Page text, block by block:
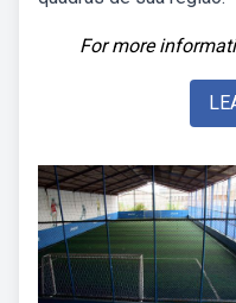
For more